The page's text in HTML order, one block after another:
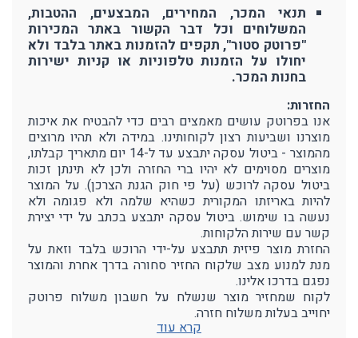
תנאי המכר, המחירים, המבצעים, ההטבות,
המשלוחים וכל דבר הקשור באתר המכירות
"פרוטק סטור", תקפים להזמנות באתר בלבד ולא
יחולו על הזמנות טלפוניות או קניות ישירות
בחנות המכר.
החזרות:
אנו בפרוטק עושים מאמצים רבים כדי להבטיח את איכות
מוצרנו ושביעות רצון לקוחותינו. במידה ולא תהיו מרוצים
מהמוצר - ביטול עסקה יתבצע עד ל-14 יום מתאריך קבלתו,
מוצרים מסוימים לא יהיו ברי החזרה ולכן לא תינתן זכות
ביטול עסקה לרוכש (על פי חוק הגנת הצרכן). על המוצר
להיות באריזתו המקורית כשהיא שלמה ולא פגומה ולא
נעשה בו שימוש. ביטול עסקה יתבצע בכתב על ידי יצירת
קשר עם שירות הלקוחות.
החזרת מוצר פיזית תתבצע על-ידי הרוכש בלבד וזאת על
מנת למנוע מצב שלקוח החזיר סחורה בדרך אחרת והמוצר
נפגם בדרכו אלינו.
לקוח שמחזיר מוצר שנשלח על חשבון משלוח פרוטק
יחוייב בעלות משלוח חזרה.
קרא עוד